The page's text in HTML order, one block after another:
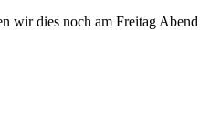
wir dies noch am Freitag Abend